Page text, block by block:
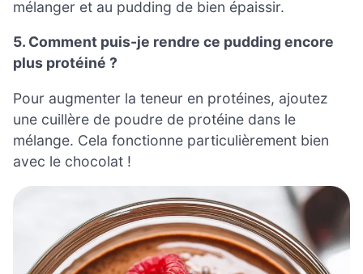
mélanger et au pudding de bien épaissir.
5. Comment puis-je rendre ce pudding encore
plus protéiné ?
Pour augmenter la teneur en protéines, ajoutez
une cuillère de poudre de protéine dans le
mélange. Cela fonctionne particulièrement bien
avec le chocolat !